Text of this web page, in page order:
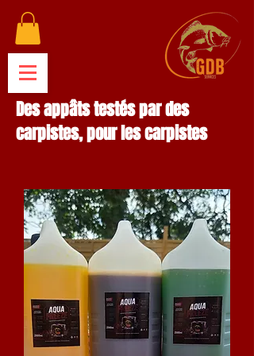
Des appâts testés par des
carpistes, pour les carpistes